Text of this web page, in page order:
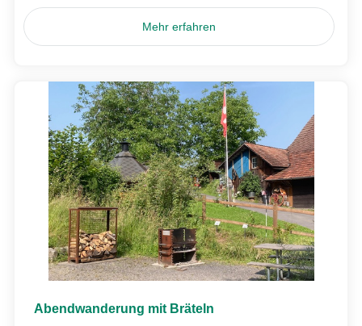
Mehr erfahren
Abendwanderung mit Bräteln